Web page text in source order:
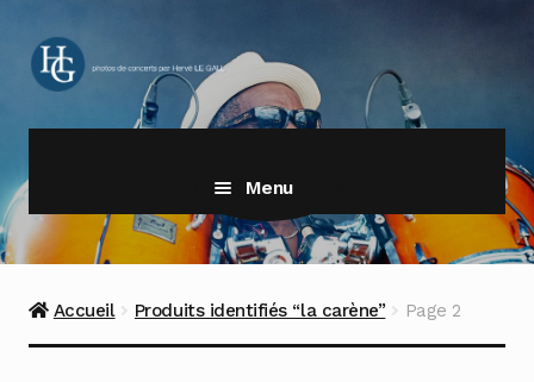
à
la
au
contenu
Menu
Accueil Produits identifiés “la carène” Page 2